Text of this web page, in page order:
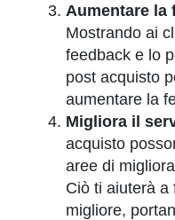
Aumentare la
Mostrando ai
feedback e lo
post acquisto
aumentare la
Migliora il
acquisto
aree di
Ciò ti aiuterà a
migliore,